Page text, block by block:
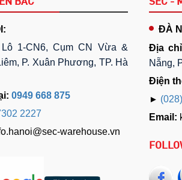
Lô 1-CN6, Cụm CN Vừa &
P. Xuân Phương, TP. Hà
0949 668 875
2227
warehouse.vn
ĐÀ
Địa
Nẵng,
Điện
►
Email: